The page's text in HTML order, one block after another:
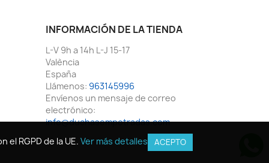
RGPD de la UE. Ver más detalles ACEPTO
INFORMACIÓN DE LA TIENDA
L-V 9h a 14h L-J 15-17
València
España
Llámenos: 963145996
Envíenos un mensaje de correo
electrónico:
info@duchasempotradas.com
RGPD de la UE. Ver más detalles ACEPTO